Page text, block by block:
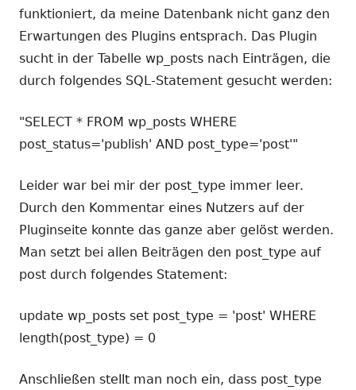
funktioniert, da meine Datenbank nicht ganz den
Erwartungen des Plugins entsprach. Das Plugin
sucht in der Tabelle wp_posts nach Einträgen, die
durch folgendes SQL-Statement gesucht werden:
"SELECT * FROM wp_posts WHERE
post_status='publish' AND post_type='post'"
Leider war bei mir der post_type immer leer.
Durch den Kommentar eines Nutzers auf der
Pluginseite konnte das ganze aber gelöst werden.
Man setzt bei allen Beiträgen den post_type auf
post durch folgendes Statement:
update wp_posts set post_type = 'post' WHERE
length(post_type) = 0
Anschließen stellt man noch ein, dass post_type